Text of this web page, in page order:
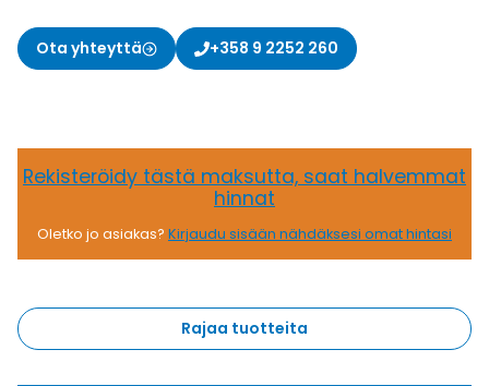
Ota yhteyttä +358 9 2252 260
Rekisteröidy tästä maksutta, saat halvemmat
hinnat
Oletko jo asiakas? Kirjaudu sisään nähdäksesi omat hintasi
Rajaa tuotteita